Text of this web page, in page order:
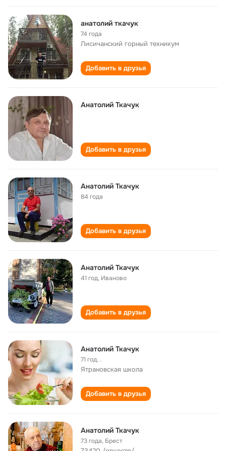
анатолий ткачук
74 года
Лисичанский горный техникум
Добавить в друзья
Анатолий Ткачук
Добавить в друзья
Анатолий Ткачук
84 года
Добавить в друзья
Анатолий Ткачук
41 год, Иваново
Добавить в друзья
Анатолий Ткачук
71 год, .
Ятрановская школа
Добавить в друзья
Анатолий Ткачук
73 года, Брест